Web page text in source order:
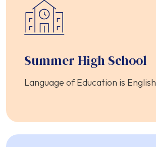
Summer High School
Language of Education is English